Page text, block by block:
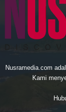
Nusramedia.com
Kami